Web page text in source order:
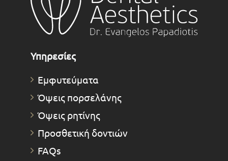
Υπηρεσίες
Εμφυτεύματα
Όψεις πορσελάνης
Όψεις ρητίνης
Προσθετική δοντιών
FAQs